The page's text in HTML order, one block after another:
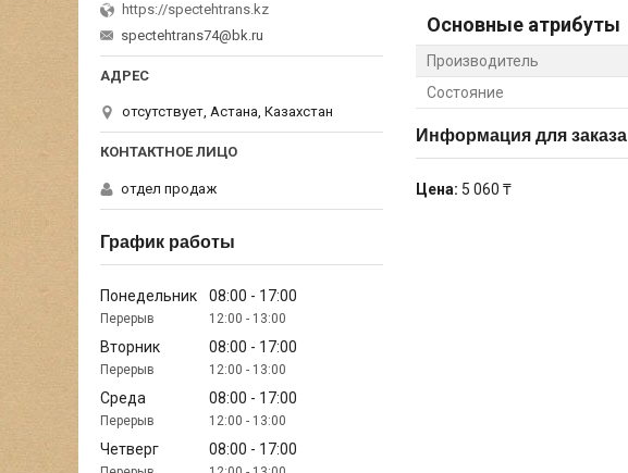
Основные атрибуты
Производитель
Состояние
Информация для заказа
Цена: 5 060 ₸
https://spectehtrans.kz
spectehtrans74@bk.ru
отсутствует, Астана, Казахстан
отдел продаж
График работы
Понедельник 08:00 17:00
12:00 13:00
Вторник 08:00 17:00
12:00 13:00
Среда 08:00 17:00
12:00 13:00
Четверг 08:00 17:00